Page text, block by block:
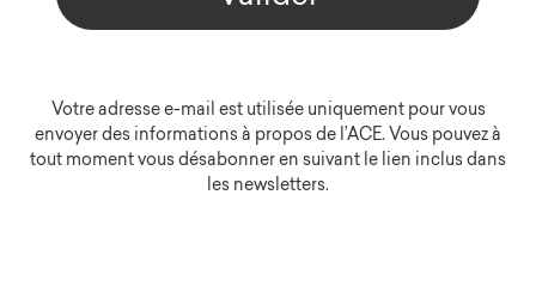
Votre adresse e-mail est utilisée uniquement pour vous
envoyer des informations à propos de l’ACE. Vous pouvez à
tout moment vous désabonner en suivant le lien inclus dans
les newsletters.